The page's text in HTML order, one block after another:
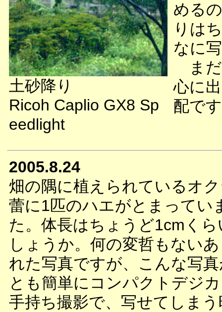
土砂降り
Ricoh Caplio GX8 Sp
eedlight
める
りは
なに
まだ
心に
配で
2005.8.24
畑の隅に植えられているオ
蕾に1匹のハエがとまってい
た。体長はちょうど1cmくら
しょうか。何の変哲もない
れた写真ですが、こんな写
とも簡単にコンパクトデジ
手持ち撮影で、写せてしまう